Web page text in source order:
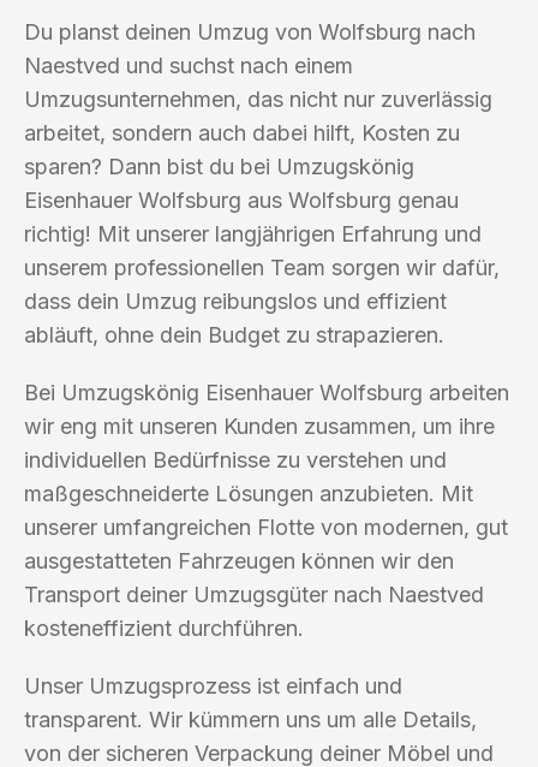
Du planst deinen Umzug von Wolfsburg nach
Naestved und suchst nach einem
Umzugsunternehmen, das nicht nur zuverlässig
arbeitet, sondern auch dabei hilft, Kosten zu
sparen? Dann bist du bei Umzugskönig
Eisenhauer Wolfsburg aus Wolfsburg genau
richtig! Mit unserer langjährigen Erfahrung und
unserem professionellen Team sorgen wir dafür,
dass dein Umzug reibungslos und effizient
abläuft, ohne dein Budget zu strapazieren.
Bei Umzugskönig Eisenhauer Wolfsburg arbeiten
wir eng mit unseren Kunden zusammen, um ihre
individuellen Bedürfnisse zu verstehen und
maßgeschneiderte Lösungen anzubieten. Mit
unserer umfangreichen Flotte von modernen, gut
ausgestatteten Fahrzeugen können wir den
Transport deiner Umzugsgüter nach Naestved
kosteneffizient durchführen.
Unser Umzugsprozess ist einfach und
transparent. Wir kümmern uns um alle Details,
von der sicheren Verpackung deiner Möbel und